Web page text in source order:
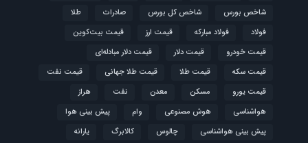
شاخص بورس
شاخص کل بورس صادرات
طلا
فولاد
فولاد مبارکه قیمت ارز
قیمت بیت‌کوین
قیمت خودرو
قیمت دلار
قیمت دلار مبادله‌ای
قیمت سکه
قیمت طلا قیمت طلا جهانی
قیمت نفت
قیمت یورو
مسکن معدن نفت
هراز
هواشناسی
هوش مصنوعی وام
پیش بینی هوا
پیش بینی هواشناسی
چالوس کالابرگ یارانه